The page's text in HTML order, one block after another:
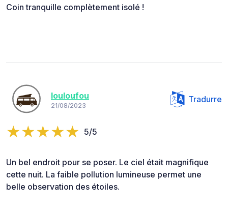
Coin tranquille complètement isolé !
louloufou
21/08/2023
Tradurre
5/5
Un bel endroit pour se poser. Le ciel était magnifique
cette nuit. La faible pollution lumineuse permet une
belle observation des étoiles.